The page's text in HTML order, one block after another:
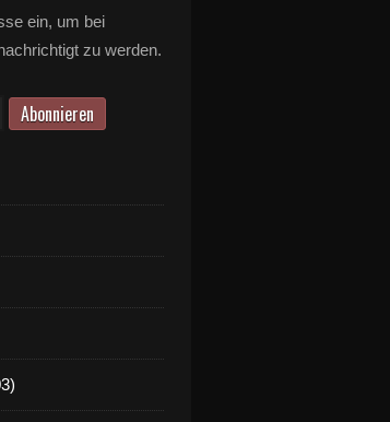
ein, um bei
zu werden.